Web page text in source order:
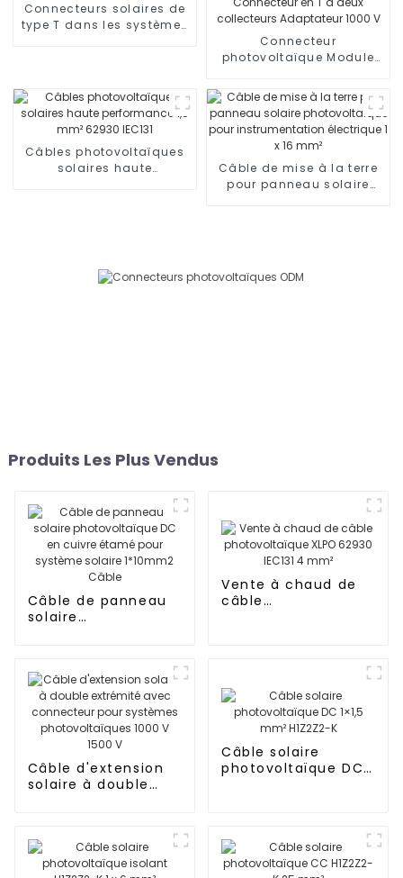
Connecteurs solaires de
type T dans les systèmes
Connecteur
photovoltaïque Module
photovoltaïque à trois
voies Connecteur en T à
deux collecteurs
Adaptateur 1000 V
Câbles photovoltaïques
solaires haute
Câble de mise à la terre
pour panneau solaire
Produits Les Plus Vendus
Câble de panneau
solaire
solaire 1*10mm2
Câble
Vente à chaud de
câble
Câble d'extension
solaire à double
photovoltaïques
1000 V 1500 V
Câble solaire
photovoltaïque DC